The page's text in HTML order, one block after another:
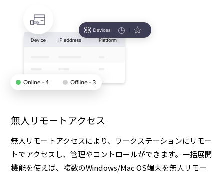
無人リモートアクセス
無人リモートアクセスにより、ワークステーションにリモー
トでアクセスし、管理やコントロールができます。一括展開
機能を使えば、複数のWindows/Mac OS端末を無人リモー